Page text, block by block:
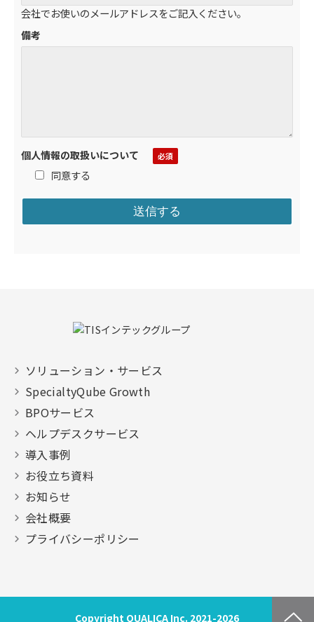
会社でお使いのメールアドレスをご記入ください。
備考
個人情報の取扱いについて
同意する
ソリューション・サービス
SpecialtyQube Growth
BPOサービス
ヘルプデスクサービス
導入事例
お役立ち資料
お知らせ
会社概要
プライバシーポリシー
Copyright QUALICA Inc. 2021-2026